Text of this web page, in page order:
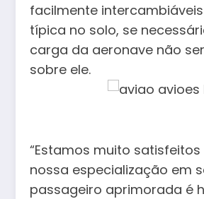
facilmente
típica no solo, se
carga da aeronave não
sobre ele.
“Estamos muito
nossa especialização em
passageiro aprimorada é